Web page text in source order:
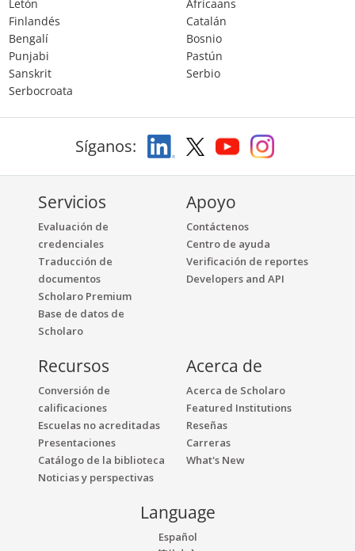
Letón
Africaans
Finlandés
Catalán
Bengalí
Bosnio
Punjabi
Pastún
Sanskrit
Serbio
Serbocroata
Síganos:
Servicios
Evaluación de
credenciales
Traducción de
documentos
Scholaro Premium
Base de datos de
Scholaro
Apoyo
Contáctenos
Centro de ayuda
Verificación de reportes
Developers and API
Recursos
Conversión de
calificaciones
Escuelas no acreditadas
Presentaciones
Catálogo de la biblioteca
Noticias y perspectivas
Acerca de
Acerca de Scholaro
Featured Institutions
Reseñas
Carreras
What's New
Language
Español